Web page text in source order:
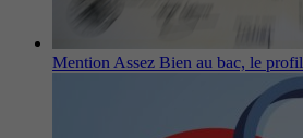
Mention Assez Bien au bac, le